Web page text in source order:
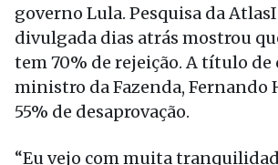
governo Lula. Pesquisa da
divulgada dias atrás mostrou
tem 70% de rejeição. A título de
ministro da Fazenda, Fernando
55% de desaprovação.
“Eu vejo com muita